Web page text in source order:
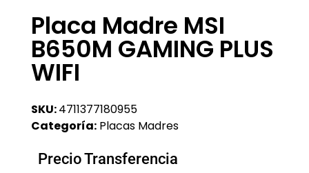
Placa Madre MSI
B650M GAMING PLUS
WIFI
SKU:4711377180955
Categoría: Placas Madres
Precio Transferencia